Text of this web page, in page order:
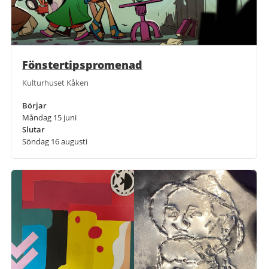
Fönstertipspromenad
Kulturhuset Kåken
Börjar
Måndag 15 juni
Slutar
Söndag 16 augusti